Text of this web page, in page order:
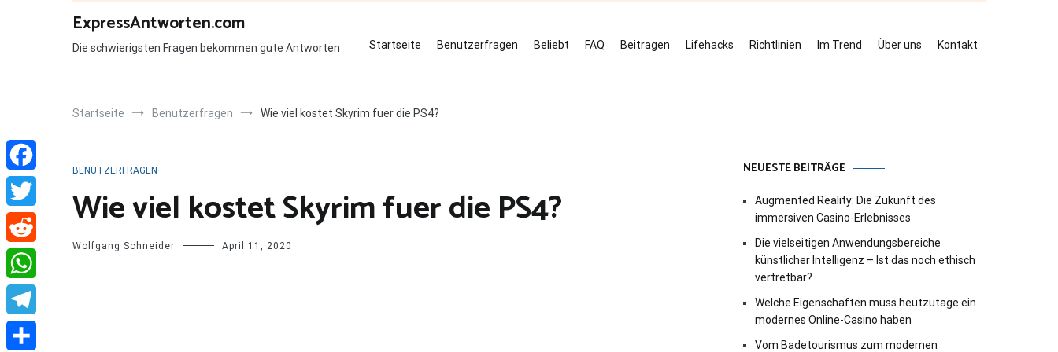
ExpressAntworten.com
Die schwierigsten Fragen bekommen gute Antworten Startseite Benutzerfragen Beliebt FAQ Beitragen Lifehacks Richtlinien Im Trend Über uns Kontakt
Startseite Benutzerfragen Wie viel kostet Skyrim fuer die PS4?
BENUTZERFRAGEN
Wie viel kostet Skyrim fuer die PS4?
Wolfgang Schneider April 11, 2020
NEUESTE BEITRÄGE
Augmented Reality: Die Zukunft des
immersiven Casino-Erlebnisses
Die vielseitigen Anwendungsbereiche
künstlicher Intelligenz – Ist das noch ethisch
vertretbar?
Welche Eigenschaften muss heutzutage ein
modernes Online-Casino haben
Vom Badetourismus zum modernen
Facebook
Twitter
Reddit
WhatsApp
Telegram